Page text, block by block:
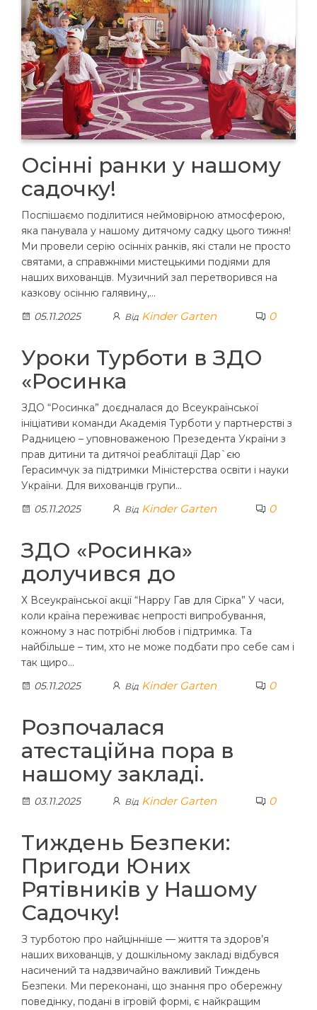
Осінні ранки у нашому
садочку!
Поспішаємо поділитися неймовірною атмосферою,
яка панувала у нашому дитячому садку цього тижня!
Ми провели серію осінніх ранків, які стали не просто
святами, а справжніми мистецькими подіями для
наших вихованців. Музичний зал перетворився на
казкову осінню галявину,…
05.11.2025
Від Kinder Garten 0
Уроки Турботи в ЗДО
«Росинка
ЗДО “Росинка” доєдналася до Всеукраїнської
ініціативи команди Академія Турботи у партнерстві з
Радницею – уповноваженою Презедента України з
прав дитини та дитячої реаблітації Дар`єю
Герасимчук за підтримки Міністерства освіти і науки
України. Для вихованців групи…
05.11.2025
Від Kinder Garten 0
ЗДО «Росинка»
долучився до
Х Всеукраїнської акції “Нарру Гав для Сірка” У часи,
коли країна переживає непрості випробування,
кожному з нас потрібні любов і підтримка. Та
найбільше – тим, хто не може подбати про себе сам і
так щиро…
05.11.2025
Від Kinder Garten 0
Розпочалася
атестаційна пора в
нашому закладі.
03.11.2025 Від Kinder Garten 0
Тиждень Безпеки:
Пригоди Юних
Рятівників у Нашому
Садочку!
З турботою про найцінніше — життя та здоров’я
наших вихованців, у дошкільному закладі відбувся
насичений та надзвичайно важливий Тиждень
Безпеки. Ми переконані, що знання про обережну
поведінку, подані в ігровій формі, є найкращим